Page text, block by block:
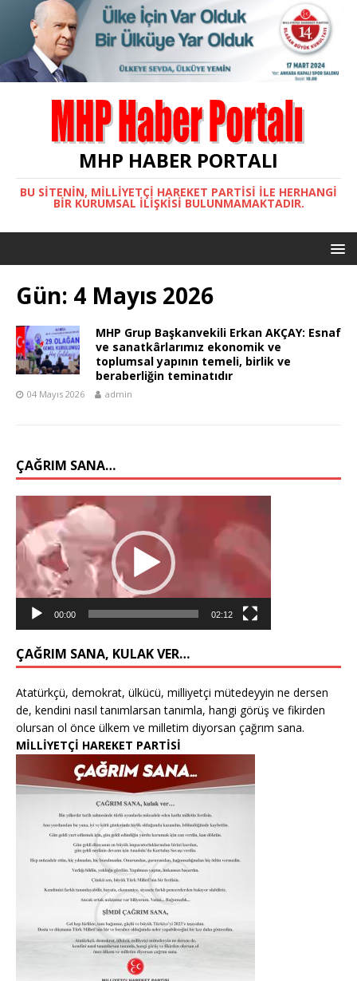
MHP HABER PORTALI
BU SITENIN, MİLLİYETÇİ HAREKET PARTİSİ ILE HERHANGI
BIR KURUMSAL İLIŞKISI BULUNMAMAKTADIR.
Gün: 4 Mayıs 2026
MHP Grup Başkanvekili Erkan AKÇAY: Esnaf
ve sanatkârlarımız ekonomik ve
toplumsal yapının temeli, birlik ve
beraberliğin teminatıdır
04 Mayıs 2026 admin
ÇAĞRIM SANA…
oynatıcı
00:00 02:12
ÇAĞRIM SANA, KULAK VER…
Atatürkçü, demokrat, ülkücü, milliyetçi mütedeyyin ne dersen
de, kendini nasıl tanımlarsan tanımla, hangi görüş ve fikirden
olursan ol önce ülkem ve milletim diyorsan çağrım sana.
MİLLİYETÇİ HAREKET PARTİSİ